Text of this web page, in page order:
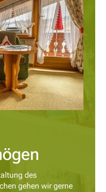
des
gehen wir gerne